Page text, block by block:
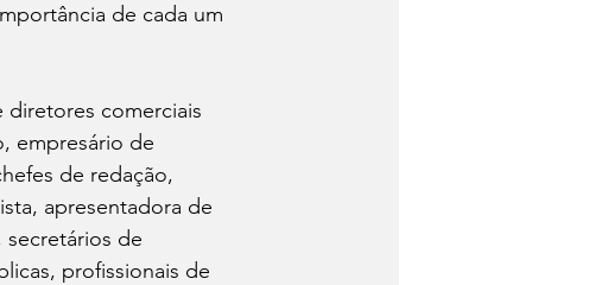
de cada um
comerciais
empresário de
de redação,
apresentadora de
de
profissionais de